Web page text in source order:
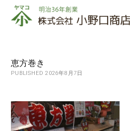
株
式
小
野
店
恵方巻き
PUBLISHED 2026年8月7日